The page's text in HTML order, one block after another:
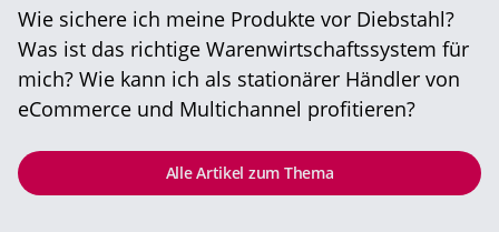
Wie sichere ich meine Produkte vor Diebstahl?
Was ist das richtige Warenwirtschaftssystem für
mich? Wie kann ich als stationärer Händler von
eCommerce und Multichannel profitieren?
Alle Artikel zum Thema